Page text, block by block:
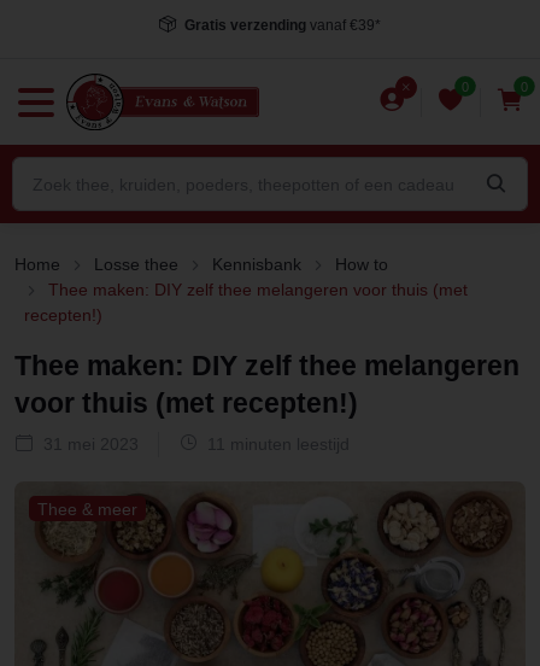
Voor 15.00 uur besteld, dezelfde dag verstuurd*
0 0
Home Losse thee Kennisbank
How to
Thee maken: DIY zelf thee melangeren voor thuis (met
recepten!)
Thee maken: DIY zelf thee melangeren
voor thuis (met recepten!)
Thee & meer